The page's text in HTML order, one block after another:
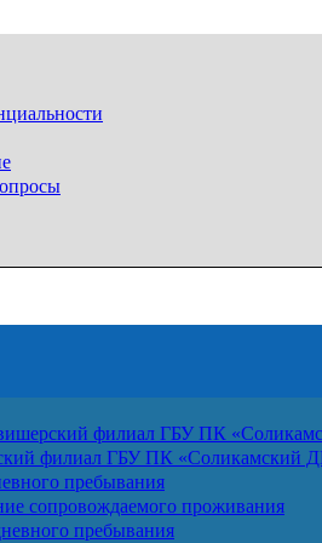
филиал ГБУ ПК
филиал ГБУ ПК «Соликамский
пребывания
сопровождаемого проживания
пребывания